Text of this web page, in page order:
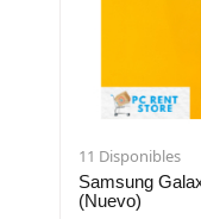
11 Disponibles
Samsung